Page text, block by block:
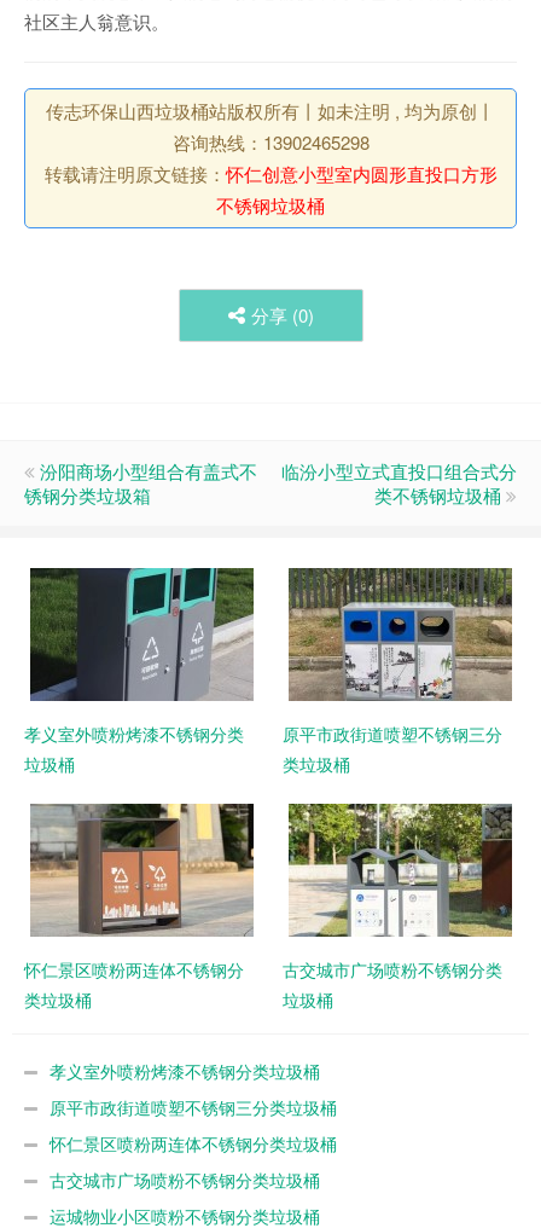
社区主人翁意识。
传志环保山西垃圾桶站版权所有丨如未注明 , 均为原创丨
咨询热线：13902465298
转载请注明原文链接：怀仁创意小型室内圆形直投口方形
不锈钢垃圾桶
分享 (0)
汾阳商场小型组合有盖式不
锈钢分类垃圾箱
临汾小型立式直投口组合式分
类不锈钢垃圾桶
孝义室外喷粉烤漆不锈钢分类
垃圾桶
原平市政街道喷塑不锈钢三分
类垃圾桶
怀仁景区喷粉两连体不锈钢分
类垃圾桶
古交城市广场喷粉不锈钢分类
垃圾桶
孝义室外喷粉烤漆不锈钢分类垃圾桶
原平市政街道喷塑不锈钢三分类垃圾桶
怀仁景区喷粉两连体不锈钢分类垃圾桶
古交城市广场喷粉不锈钢分类垃圾桶
运城物业小区喷粉不锈钢分类垃圾桶